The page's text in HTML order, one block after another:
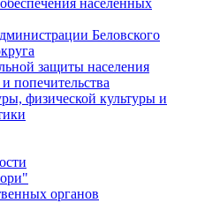
населенных
Беловского
защиты населения
попечительства
физической культуры и
органов